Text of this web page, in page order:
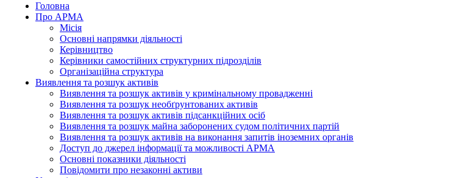
Головна
Про АРМА
Місія
Основні напрямки діяльності
Керівництво
Керівники самостійних структурних підрозділів
Організаційна структура
Виявлення та розшук активів
Виявлення та розшук активів у кримінальному провадженні
Виявлення та розшук необґрунтованих активів
Виявлення та розшук активів підсанкційних осіб
Виявлення та розшук майна заборонених судом політичних партій
Виявлення та розшук активів на виконання запитів іноземних органів
Доступ до джерел інформації та можливості АРМА
Основні показники діяльності
Повідомити про незаконні активи